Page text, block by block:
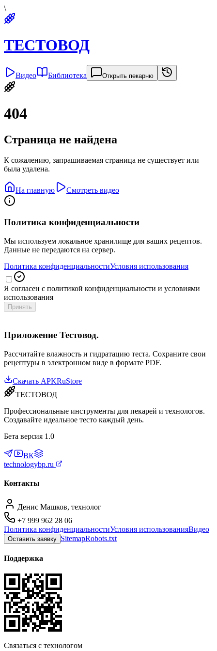
\
ТЕСТОВОД
Видео Библиотека Открыть пекарню
404
Страница не найдена
К сожалению, запрашиваемая страница не существует или
была удалена.
На главную Смотреть видео
Политика конфиденциальности
Мы используем локальное хранилище для ваших рецептов.
Данные не передаются на сервер.
Политика конфиденциальностиУсловия использования
Я согласен с политикой конфиденциальности и условиями
использования
Принять
Приложение Тестовод.
Рассчитайте влажность и гидратацию теста. Сохраните свои
рецептуры в электронном виде в формате PDF.
Скачать APKRuStore
ТЕСТОВОД
Профессиональные инструменты для пекарей и технологов.
Создавайте идеальное тесто каждый день.
Бета версия 1.0
ВК
technologybp.ru
Контакты
Денис Машков, технолог
+7 999 962 28 06
Политика конфиденциальностиУсловия использованияВидео
Оставить заявку SitemapRobots.txt
Поддержка
Связаться с технологом